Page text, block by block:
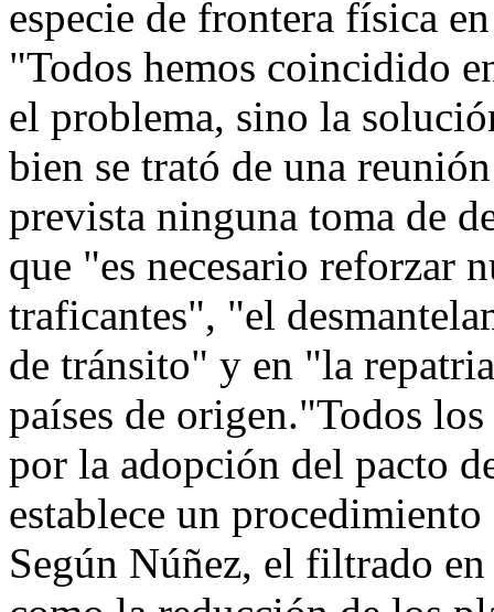
especie de frontera física
"Todos hemos coincidido
el problema, sino la
bien se trató de una
prevista ninguna toma de
que "es necesario reforzar
traficantes", "el
de tránsito" y en "la
países de origen."Todos
por la adopción del pacto
establece un
Según Núñez, el filtrado